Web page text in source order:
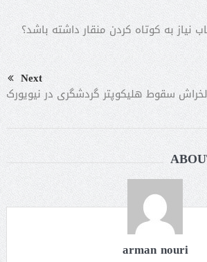
نیاز به کوتاه کردن منقار داشته باشد؟
Next
سقوط هلیکوپتر گردشگری در نیویورک
arman nouri